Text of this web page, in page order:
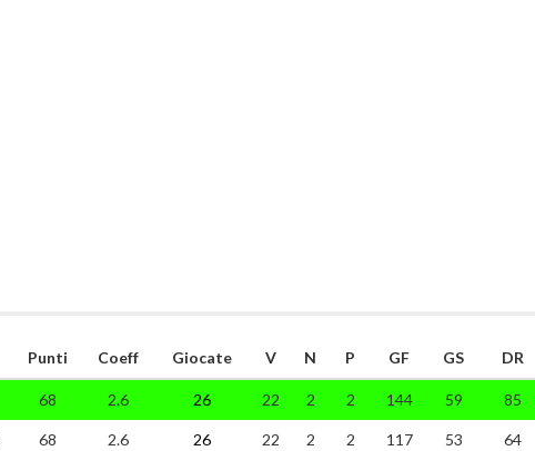
Punti Coeff Giocate V N P GF GS DR
68 2.6 26 22 2 2 144 59 85
68 2.6 26 22 2 2 117 53 64